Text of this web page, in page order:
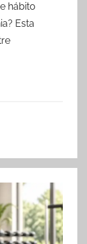
hábito
Esta